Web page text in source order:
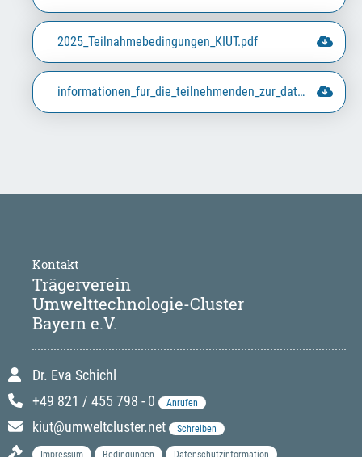
2025_Teilnahmebedingungen_KIUT.pdf
informationen_fur_die_teilnehmenden_zur_datenerhebung.pdf
Kontakt
Trägerverein
Umwelttechnologie-Cluster
Bayern e.V.
Dr. Eva Schichl
+49 821 / 455 798 - 0
Anrufen
kiut@umweltcluster.net Schreiben
Impressum Bedingungen Datenschutzinformation